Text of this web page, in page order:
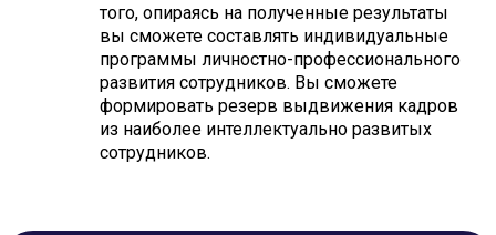
того, опираясь на полученные результаты
вы сможете составлять индивидуальные
программы личностно-профессионального
развития сотрудников. Вы сможете
формировать резерв выдвижения кадров
из наиболее интеллектуально развитых
сотрудников.